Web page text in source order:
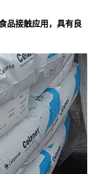
品接触应用，具有良